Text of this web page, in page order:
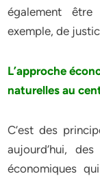
également
exemple, de
L’approche
naturelles au
C’est des
aujourd’hui,
économiques